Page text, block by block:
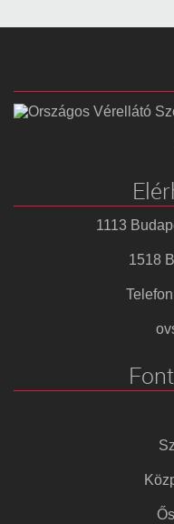
1113
1518